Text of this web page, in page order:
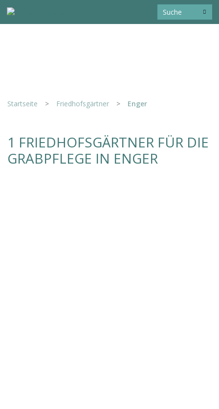
Startseite > Friedhofsgärtner > Enger
1 FRIEDHOFSGÄRTNER FÜR DIE
GRABPFLEGE IN ENGER